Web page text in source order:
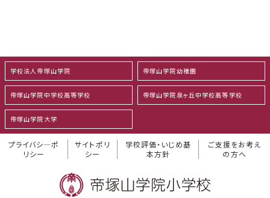
学校法人帝塚山学院 帝塚山学院幼稚園
帝塚山学院中学校高等学校 帝塚山学院泉ヶ丘中学校高等学校
帝塚山学院大学
プライバシ―ポ
リシー
サイトポリ
シー
学校評価・いじめ基
本方針
ご支援をお考え
の方へ